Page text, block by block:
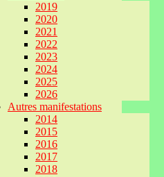
2019
2020
2021
2022
2023
2024
2025
2026
Autres manifestations
2014
2015
2016
2017
2018